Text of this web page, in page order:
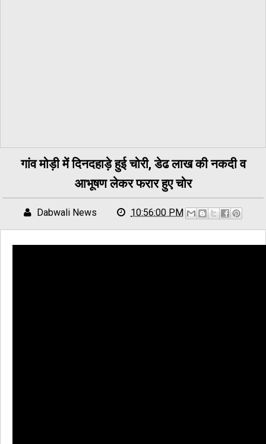
गांव मोड़ी में दिनदहाड़े हुई चोरी, डेढ लाख की नकदी व
आभूषण लेकर फरार हुए चोर
Dabwali News 10:56:00 PM